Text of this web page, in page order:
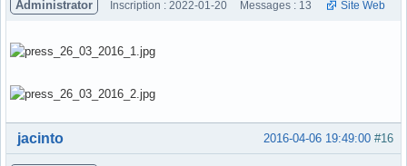
Administrator Inscription : 2022-01-20 Messages : 13 Site Web
Hors ligne #16
2016-04-06 19:49:00
jacinto